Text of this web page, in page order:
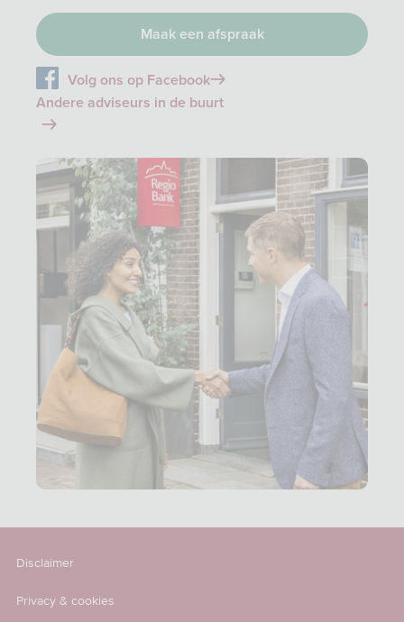
Maak een afspraak
Volg ons op Facebook
Andere adviseurs in de buurt
Disclaimer
Privacy & cookies